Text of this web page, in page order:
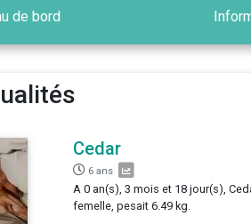
de bord
Cedar
6 ans
A 0 an(s), 3 mois et 18 jour(s),
femelle, pesait 6.49 kg.